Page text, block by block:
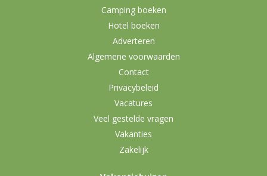
Camping boeken
Hotel boeken
Adverteren
Algemene voorwaarden
Contact
Privacybeleid
Vacatures
Veel gestelde vragen
Vakanties
Zakelijk